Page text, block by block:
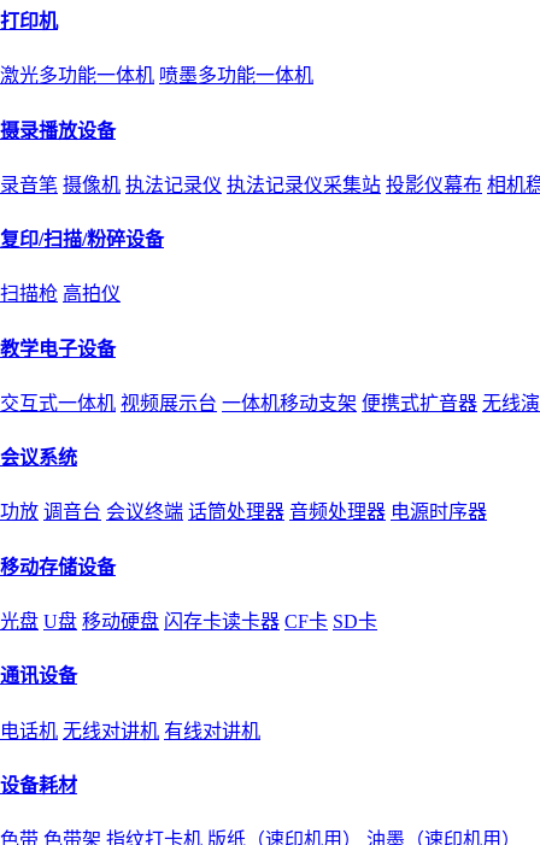
打印机
激光多功能一体机 喷墨多功能一体机
摄录播放设备
录音笔 摄像机 执法记录仪 执法记录仪采集站 投影仪幕布 相机
复印/扫描/粉碎设备
扫描枪 高拍仪
教学电子设备
交互式一体机 视频展示台 一体机移动支架 便携式扩音器 无线
会议系统
功放 调音台 会议终端 话筒处理器 音频处理器 电源时序器
移动存储设备
光盘 U盘 移动硬盘 闪存卡读卡器 CF卡 SD卡
通讯设备
电话机 无线对讲机 有线对讲机
设备耗材
色带 色带架 指纹打卡机 版纸（速印机用） 油墨（速印机用）